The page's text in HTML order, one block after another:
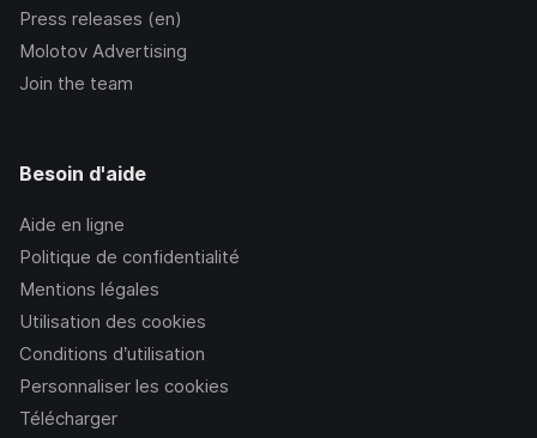
Press releases (en)
Molotov Advertising
Join the team
Besoin d'aide
Aide en ligne
Politique de confidentialité
Mentions légales
Utilisation des cookies
Conditions d’utilisation
Personnaliser les cookies
Télécharger